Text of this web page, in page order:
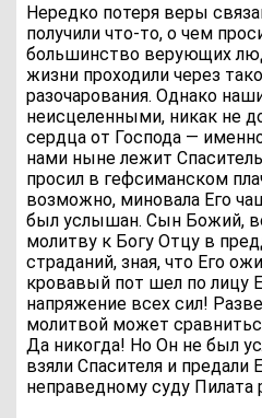
Нередко потеря веры
получили что-то, о чем
большинство верующих
жизни проходили через
разочарования. Однако
неисцеленными, никак не
сердца от Господа —
нами ныне лежит
просил в гефсиманском
возможно, миновала Его
был услышан. Сын Божий,
молитву к Богу Отцу в
страданий, зная, что Его
кровавый пот шел по лицу
напряжение всех сил!
молитвой может
Да никогда! Но Он не был
взяли Спасителя и предали
неправедному суду Пилата